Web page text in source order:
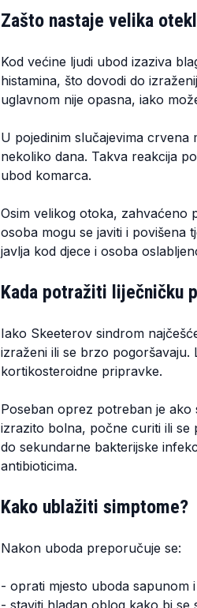
Zašto nastaje velika
Kod većine ljudi ubod izaziva
histamina, što dovodi do
uglavnom nije opasna, iako
U pojedinim slučajevima
nekoliko dana. Takva reakcija
ubod komarca.
Osim velikog otoka, zahvaćeno
osoba mogu se javiti i povišena
javlja kod djece i osoba
Kada potražiti liječničku
Iako Skeeterov sindrom
izraženi ili se brzo pogoršavaju.
kortikosteroidne pripravke.
Poseban oprez potreban je
izrazito bolna, počne curiti ili se
do sekundarne bakterijske
antibioticima.
Kako ublažiti simptome?
Nakon uboda preporučuje se:
- oprati mjesto uboda sapunom
- staviti hladan oblog kako bi se